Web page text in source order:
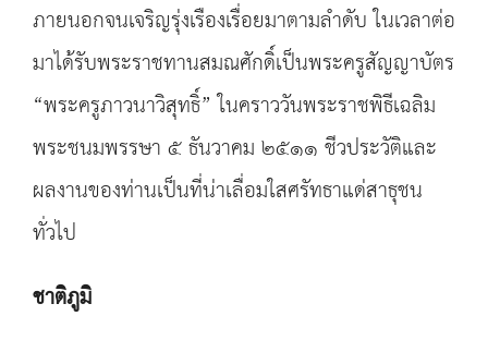
ภายนอกจนเจริญรุ่งเรืองเรื่อยมาตามลำดับ ในเวลาต่อ
มาได้รับพระราชทานสมณศักดิ์เป็นพระครูสัญญาบัตร
“พระครูภาวนาวิสุทธิ์” ในคราววันพระราชพิธีเฉลิม
พระชนมพรรษา ๕ ธันวาคม ๒๕๑๑ ชีวประวัติและ
ผลงานของท่านเป็นที่น่าเลื่อมใสศรัทธาแด่สาธุชน
ทั่วไป
ชาติภูมิ